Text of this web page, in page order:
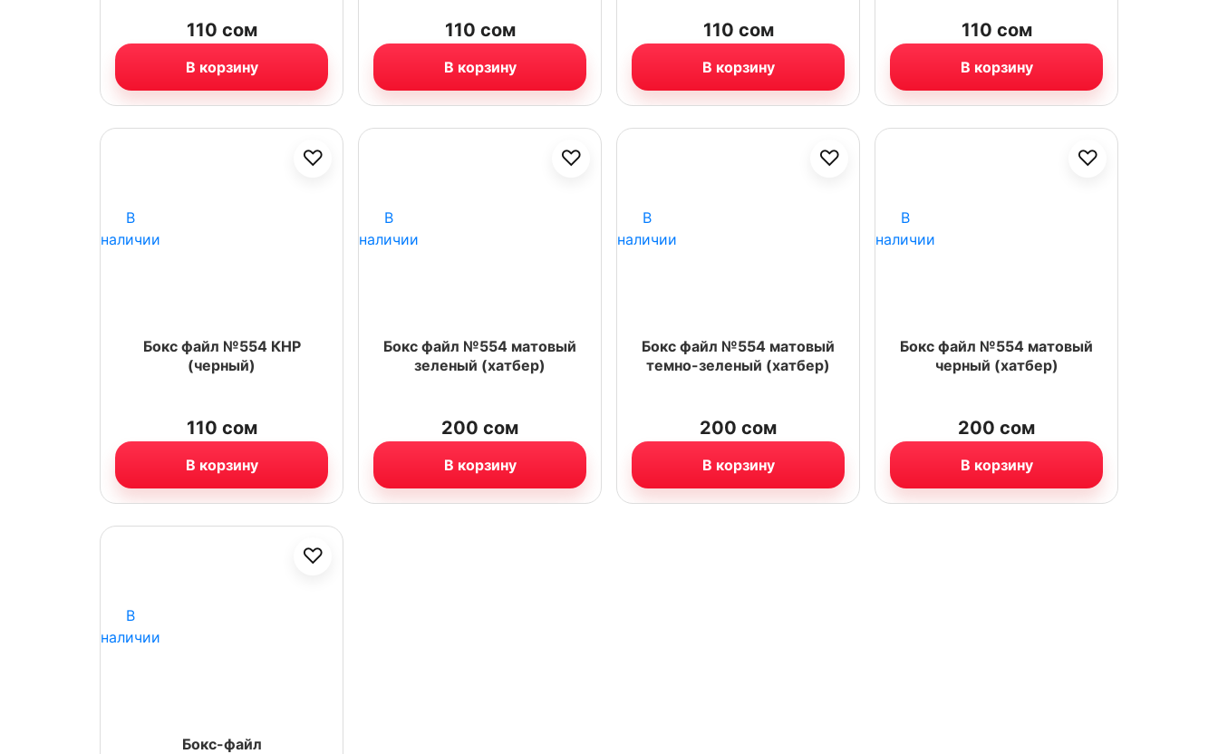
110 сом
В корзину
110 сом
В корзину
110 сом
В корзину
110 сом
В корзину
В
наличии
♡
Бокс файл №554 КНР
(черный)
110 сом
В корзину
В
наличии
♡
Бокс файл №554 матовый
зеленый (хатбер)
200 сом
В корзину
В
наличии
♡
Бокс файл №554 матовый
темно-зеленый (хатбер)
200 сом
В корзину
В
наличии
♡
Бокс файл №554 матовый
черный (хатбер)
200 сом
В корзину
В
наличии
♡
Бокс-файл